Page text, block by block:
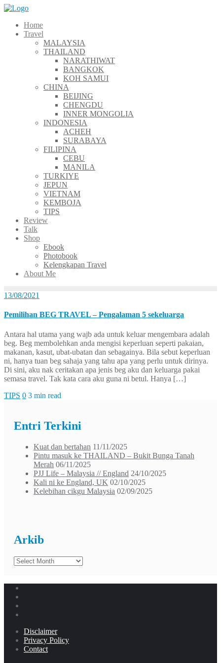
Skip
contentHome
Travel
MALAYSIA
THAILAND
NARATHIWAT
BANGKOK
KOH SAMUI
CHINA
BEIJING
CHENGDU
INNER MONGOLIA
INDONESIA
ACHEH
SURABAYA
FILIPINA
CEBU
MANILA
TURKIYE
JEPUN
VIETNAM
KEMBOJA
TIPS
Review
Talk
Shop
Ebook
Photobook
Kelengkapan Travel
About Me
13/08/2021
Pemilihan BEG TRAVEL – Pengalaman 5 sekeluarga
Antara hal utama yang wajb ada untuk keluar mengembara adalah
beg. Beg membolehkan anda mengisi keperluan seperti pakaian,
makanan, kasut, ubat-ubatan dan sebagainya. Bila sebut keperluan
ni, hanya tuan beg sahaja yang tahu apa yang perlu untuk dirinya.
Di sini, aku nak ceritakan apa jenis beg aku dan keluarga pakai
semasa travel. Tak kata cara aku guna ni betul. Hanya […]
TIPS 0 3 min read
Entri Terkini
Kuat dan bertahan 11/11/2025
Pintu masuk ke THAILAND – Bukit Bunga Tanah
Merah 06/11/2025
PJJ Life – Malaysia // England 24/10/2025
Kali ni ke England, UK 02/10/2025
Kelebihan cikgu Malaysia 02/09/2025
Arkib
Arkib
Disclaimer
Privacy Policy
Contact